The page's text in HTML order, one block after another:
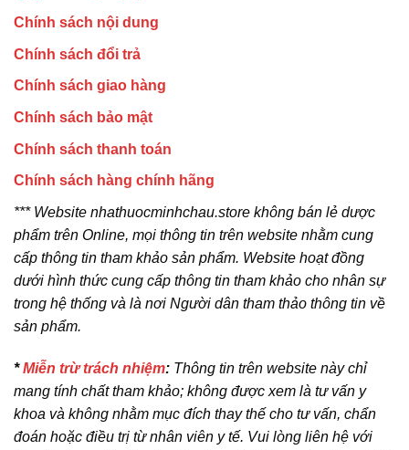
Chính sách nội dung
Chính sách đổi trả
Chính sách giao hàng
Chính sách bảo mật
Chính sách thanh toán
Chính sách hàng chính hãng
*** Website nhathuocminhchau.store không bán lẻ dược
phẩm trên Online, mọi thông tin trên website nhằm cung
cấp thông tin tham khảo sản phẩm. Website hoạt đồng
dưới hình thức cung cấp thông tin tham khảo cho nhân sự
trong hệ thống và là nơi Người dân tham thảo thông tin về
sản phẩm.
*Miễn trừ trách nhiệm: Thông tin trên website này chỉ
mang tính chất tham khảo; không được xem là tư vấn y
khoa và không nhằm mục đích thay thế cho tư vấn, chẩn
đoán hoặc điều trị từ nhân viên y tế. Vui lòng liên hệ với